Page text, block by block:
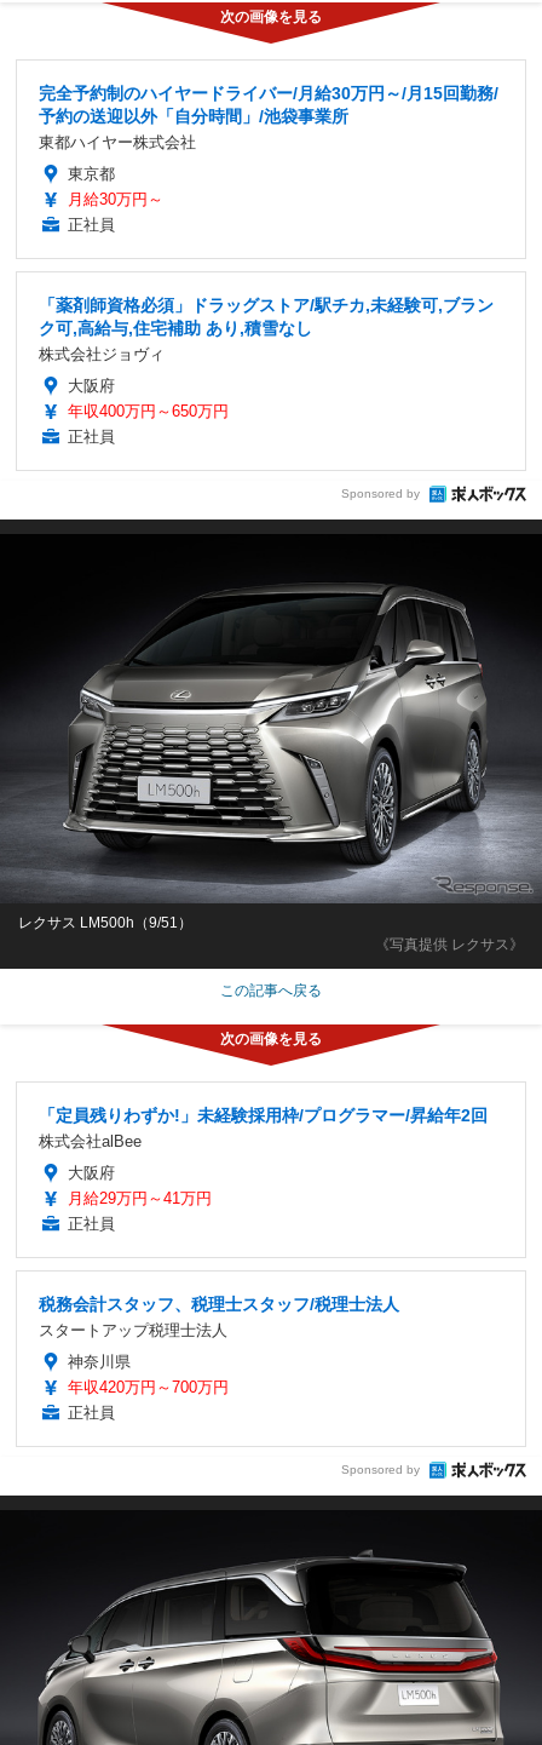
完全予約制のハイヤードライバー/月給30万円～/月15回勤務/
予約の送迎以外「自分時間」/池袋事業所
東都ハイヤー株式会社
東京都
月給30万円～
正社員
「薬剤師資格必須」ドラッグストア/駅チカ,未経験可,ブラン
ク可,高給与,住宅補助 あり,積雪なし
株式会社ジョヴィ
大阪府
年収400万円～650万円
正社員
Sponsored by
《写真提供 レクサス》
レクサス LM500h（9/51）
この記事へ戻る
「定員残りわずか!」未経験採用枠/プログラマー/昇給年2回
株式会社alBee
大阪府
月給29万円～41万円
正社員
税務会計スタッフ、税理士スタッフ/税理士法人
スタートアップ税理士法人
神奈川県
年収420万円～700万円
正社員
Sponsored by